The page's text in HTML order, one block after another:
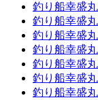
釣り船幸盛
釣り船幸盛
釣り船幸盛
釣り船幸盛
釣り船幸盛
釣り船幸盛
釣り船幸盛